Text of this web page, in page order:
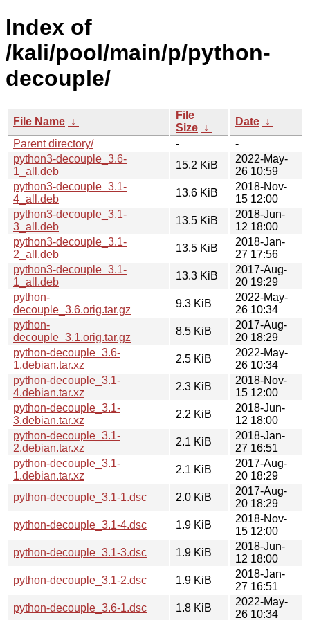
Index of
/kali/pool/main/p/python-
decouple/
File Name ↓
File
Size ↓
Date ↓
Parent directory/
-
-
python3-decouple_3.6-
1_all.deb
15.2 KiB
2022-May-
26 10:59
python3-decouple_3.1-
4_all.deb
13.6 KiB
2018-Nov-
15 12:00
python3-decouple_3.1-
3_all.deb
13.5 KiB
2018-Jun-
12 18:00
python3-decouple_3.1-
2_all.deb
13.5 KiB
2018-Jan-
27 17:56
python3-decouple_3.1-
1_all.deb
13.3 KiB
2017-Aug-
20 19:29
python-
decouple_3.6.orig.tar.gz
9.3 KiB
2022-May-
26 10:34
python-
decouple_3.1.orig.tar.gz
8.5 KiB
2017-Aug-
20 18:29
python-decouple_3.6-
1.debian.tar.xz
2.5 KiB
2022-May-
26 10:34
python-decouple_3.1-
4.debian.tar.xz
2.3 KiB
2018-Nov-
15 12:00
python-decouple_3.1-
3.debian.tar.xz
2.2 KiB
2018-Jun-
12 18:00
python-decouple_3.1-
2.debian.tar.xz
2.1 KiB
2018-Jan-
27 16:51
python-decouple_3.1-
1.debian.tar.xz
2.1 KiB
2017-Aug-
20 18:29
python-decouple_3.1-1.dsc
2.0 KiB
2017-Aug-
20 18:29
python-decouple_3.1-4.dsc
1.9 KiB
2018-Nov-
15 12:00
python-decouple_3.1-3.dsc
1.9 KiB
2018-Jun-
12 18:00
python-decouple_3.1-2.dsc
1.9 KiB
2018-Jan-
27 16:51
python-decouple_3.6-1.dsc
1.8 KiB
2022-May-
26 10:34